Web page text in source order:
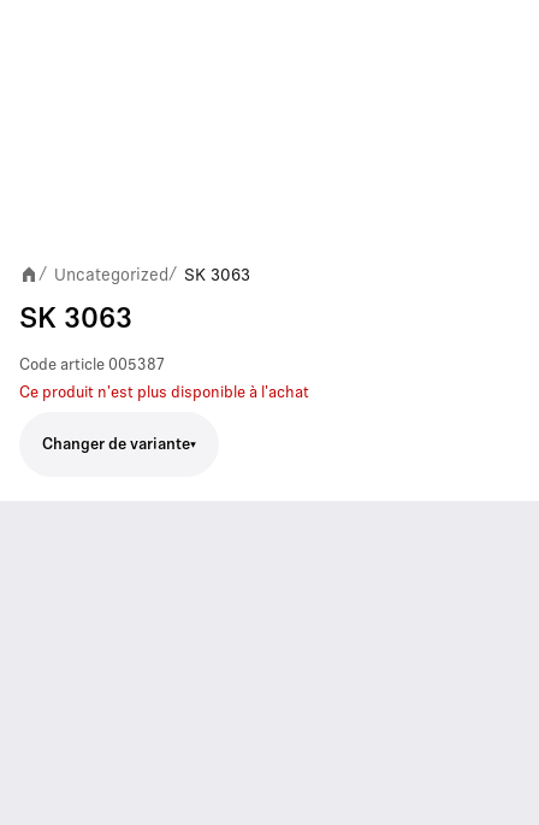
/ Uncategorized / SK 3063
SK 3063
Code article 005387
Ce produit n'est plus disponible à l'achat
Changer de variante